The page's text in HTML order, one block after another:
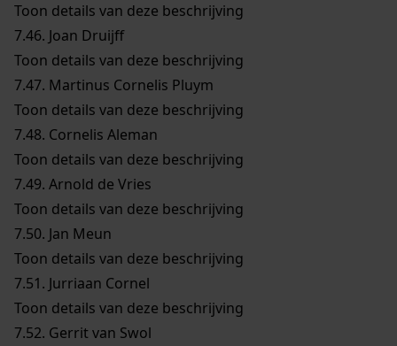
Toon details van deze beschrijving
7.46. Joan Druijff
Toon details van deze beschrijving
7.47. Martinus Cornelis Pluym
Toon details van deze beschrijving
7.48. Cornelis Aleman
Toon details van deze beschrijving
7.49. Arnold de Vries
Toon details van deze beschrijving
7.50. Jan Meun
Toon details van deze beschrijving
7.51. Jurriaan Cornel
Toon details van deze beschrijving
7.52. Gerrit van Swol